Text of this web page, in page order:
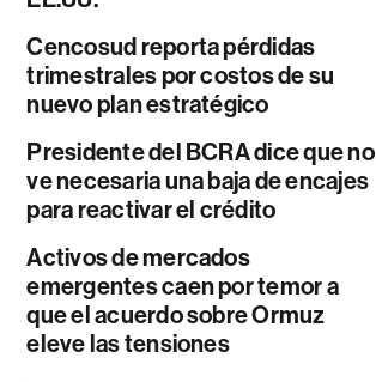
Cencosud reporta pérdidas
trimestrales por costos de su
nuevo plan estratégico
Presidente del BCRA dice que no
ve necesaria una baja de encajes
para reactivar el crédito
Activos de mercados
emergentes caen por temor a
que el acuerdo sobre Ormuz
eleve las tensiones